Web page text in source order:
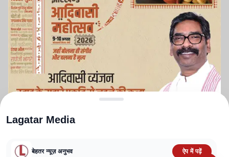
Lagatar Media
बेहतर न्यूज़ अनुभव ऐप में पढ़ें